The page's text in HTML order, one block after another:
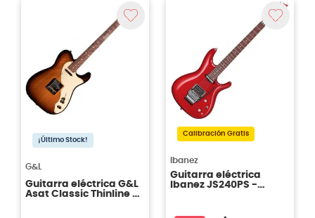
¡Último Stock!
G&L
Guitarra eléctrica G&L
Asat Classic Thinline 3
Calibración Gratis
Ibanez
Guitarra eléctrica
Ibanez JS240PS -